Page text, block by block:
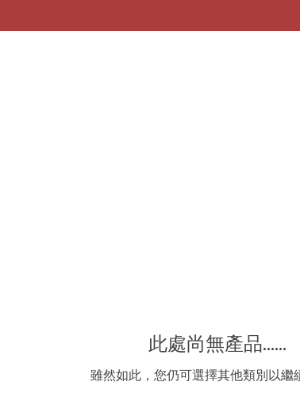
此處尚無產品......
雖然如此，您仍可選擇其他類別以繼